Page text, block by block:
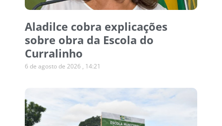
Aladilce cobra explicações
sobre obra da Escola do
Curralinho
6 de agosto de 2026 14:21